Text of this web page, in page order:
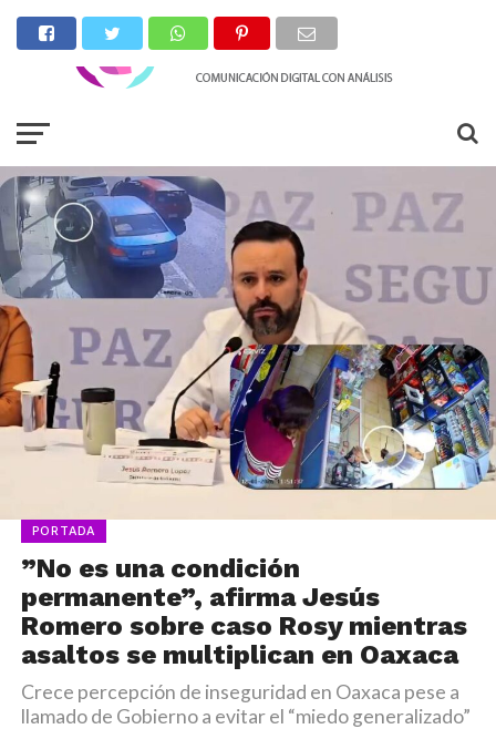
PORTADA
”No es una condición
permanente”, afirma Jesús
Romero sobre caso Rosy mientras
asaltos se multiplican en Oaxaca
Crece percepción de inseguridad en Oaxaca pese a
llamado de Gobierno a evitar el “miedo generalizado”